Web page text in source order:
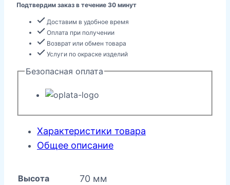
Подтвердим заказ в течение 30 минут
Доставим в удобное время
Оплата при получении
Возврат или обмен товара
Услуги по окраске изделий
Безопасная оплата
Характеристики товара
Общее описание
Высота 70 мм